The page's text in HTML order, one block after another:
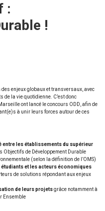
:
!
des enjeux globaux et transversaux, avec
la vie quotidienne. C’est donc
ont lancé le concours ODD, afin de
à unir leurs forces autour de ces
les établissements du supérieur
Objectifs de Développement Durable
(selon la définition de l’OMS)
et les acteurs économiques
de solutions répondant aux enjeux
de leurs projetsgrâce notamment à
Ensemble